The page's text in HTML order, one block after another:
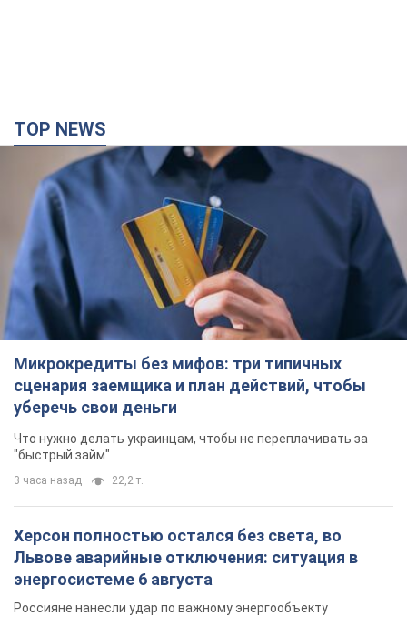
TOP NEWS
Микрокредиты без мифов: три типичных
сценария заемщика и план действий, чтобы
уберечь свои деньги
Что нужно делать украинцам, чтобы не переплачивать за
"быстрый займ"
3 часа назад 22,2 т.
Херсон полностью остался без света, во
Львове аварийные отключения: ситуация в
энергосистеме 6 августа
Россияне нанесли удар по важному энергообъекту